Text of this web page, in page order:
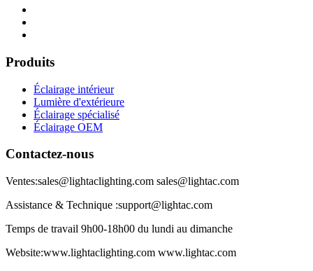
Produits
Éclairage intérieur
Lumière d'extérieure
Éclairage spécialisé
Éclairage OEM
Contactez-nous
Ventes:sales@lightaclighting.com sales@lightac.com
Assistance & Technique :support@lightac.com
Temps de travail 9h00-18h00 du lundi au dimanche
Website:www.lightaclighting.com www.lightac.com